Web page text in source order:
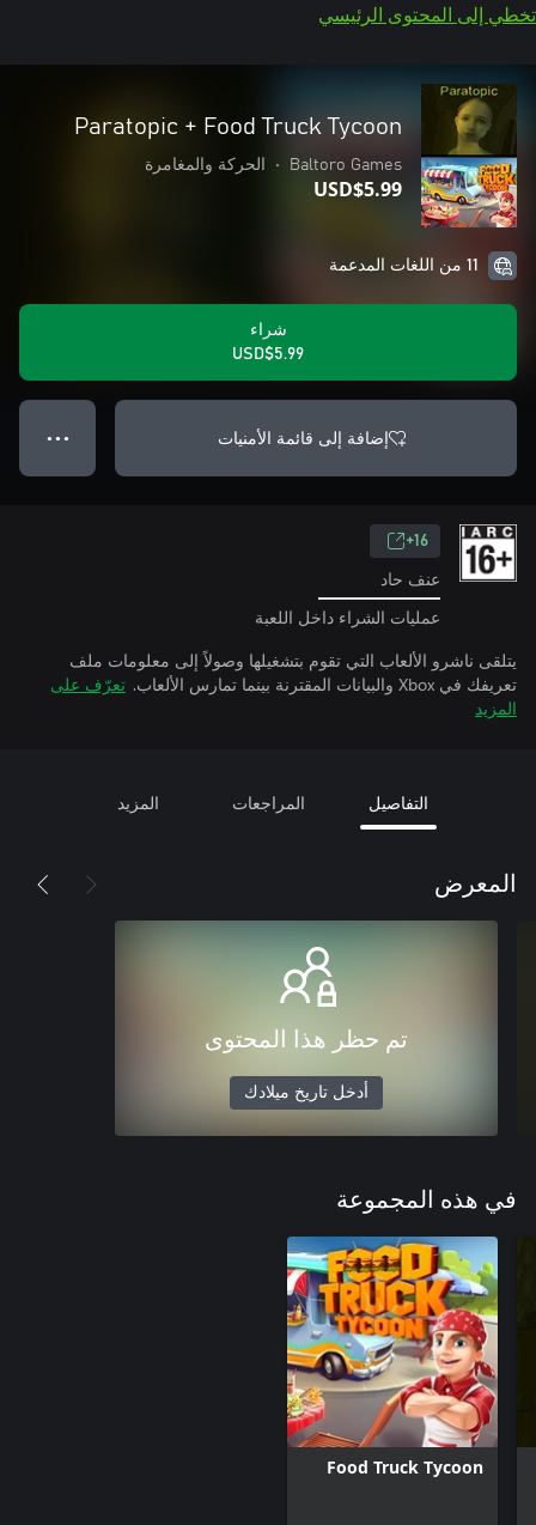
تخطي إلى المحتوى الرئيسي
Paratopic + Food Truck Tycoon
Baltoro Games
• الحركة والمغامرة
USD$5.99
11 من اللغات المدعمة
شراء
USD$5.99
إضافة إلى قائمة الأمنيات ● ● ●
16+
عنف حاد
عمليات الشراء داخل اللعبة
يتلقى ناشرو الألعاب التي تقوم بتشغيلها وصولاً إلى معلومات ملف
تعريفك في Xbox والبيانات المقترنة بينما تمارس الألعاب.
تعرّف على
المزيد
التفاصيل المراجعات المزيد
المعرض
تم حظر هذا المحتوى
أدخل تاريخ ميلادك
في هذه المجموعة
Food Truck Tycoon